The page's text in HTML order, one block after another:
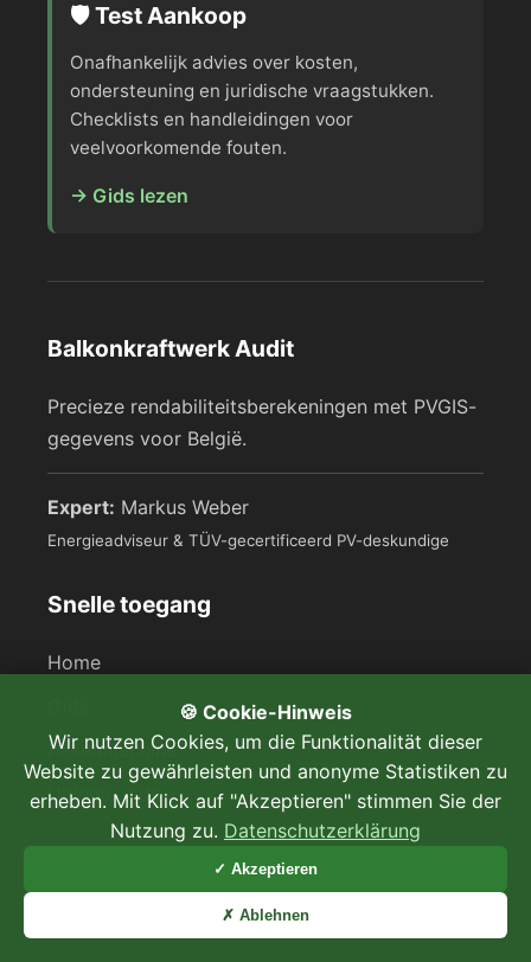
🛡️ Test Aankoop
Onafhankelijk advies over kosten,
ondersteuning en juridische vraagstukken.
Checklists en handleidingen voor
veelvoorkomende fouten.
→ Gids lezen
Balkonkraftwerk Audit
Precieze rendabiliteitsberekeningen met PVGIS-
gegevens voor België.
Expert: Markus Weber
Energieadviseur & TÜV-gecertificeerd PV-deskundige
Snelle toegang
Home
Rekenmachine
Ultieme gids
🍪 Cookie-Hinweis
Wir nutzen Cookies, um die Funktionalität dieser
Website zu gewährleisten und anonyme Statistiken zu
erheben. Mit Klick auf "Akzeptieren" stimmen Sie der
Nutzung zu. Datenschutzerklärung
✓ Akzeptieren
✗ Ablehnen